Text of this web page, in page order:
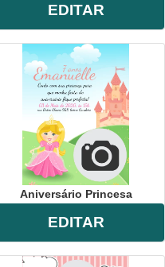
EDITAR
Aniversário Princesa
EDITAR